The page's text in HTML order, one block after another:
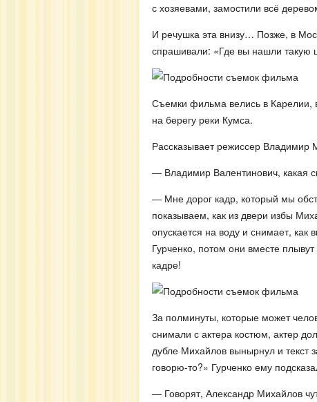
с хозяевами, замостили всё
И речушка эта внизу… Позже, в
спрашивали: «Где вы нашли такую
Съемки фильма велись в Карелии,
на берегу реки Кумса.
Рассказывает режиссер Владимир
— Владимир Валентинович, какая
— Мне дорог кадр, который мы
показываем, как из двери избы
опускается на воду и снимает,
Гурченко, потом они вместе
кадре!
За полминуты, которые может
снимали с актера костюм, актер
дубле Михайлов вынырнул и текст
говорю-то?» Гурченко ему
— Говорят, Александр Михайлов